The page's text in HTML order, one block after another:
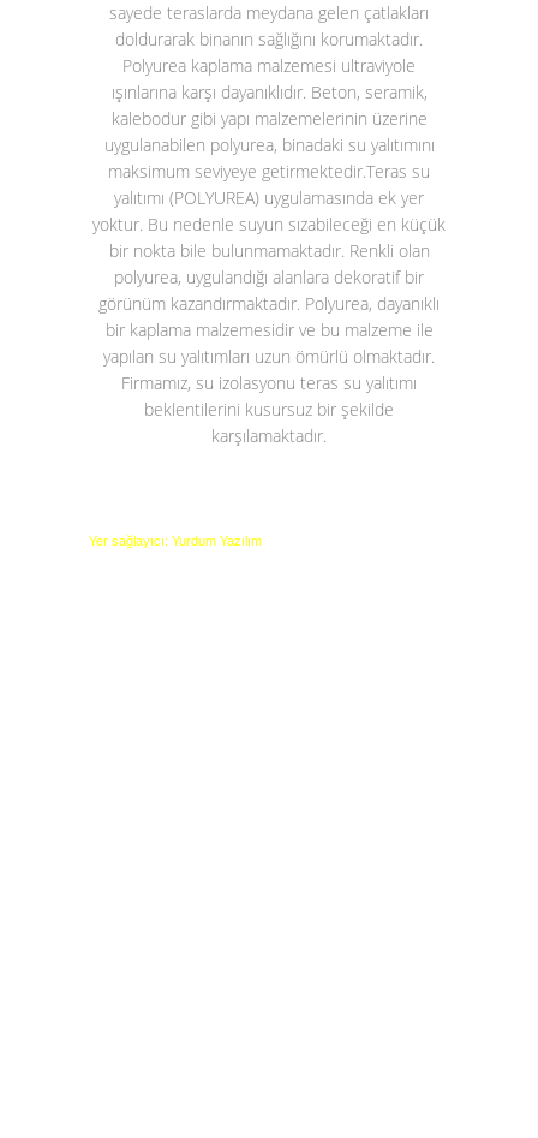
sayede teraslarda meydana gelen çatlakları
doldurarak binanın sağlığını korumaktadır.
Polyurea kaplama malzemesi ultraviyole
ışınlarına karşı dayanıklıdır. Beton, seramik,
kalebodur gibi yapı malzemelerinin üzerine
uygulanabilen polyurea, binadaki su yalıtımını
maksimum seviyeye getirmektedir.Teras su
yalıtımı (POLYUREA) uygulamasında ek yer
yoktur. Bu nedenle suyun sızabileceği en küçük
bir nokta bile bulunmamaktadır. Renkli olan
polyurea, uygulandığı alanlara dekoratif bir
görünüm kazandırmaktadır. Polyurea, dayanıklı
bir kaplama malzemesidir ve bu malzeme ile
yapılan su yalıtımları uzun ömürlü olmaktadır.
Firmamız, su izolasyonu teras su yalıtımı
beklentilerini kusursuz bir şekilde
karşılamaktadır.
Yer sağlayıcı: Yurdum Yazılım